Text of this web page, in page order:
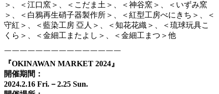
＞、＜江口窯＞、＜こだま土＞、＜神谷窯＞、＜いずみ窯
＞、＜白鴉再生硝子器製作所＞、＜紅型工房べにきち＞、＜
守紅＞、＜藍染工房 亞人＞、＜知花花織＞、＜琉球玩具こ
くら＞、＜金細工またよし＞、＜金細工まつ＞他
￣￣￣￣￣￣￣￣￣￣￣￣￣￣￣
『OKINAWAN MARKET 2024』
開催期間：
2024.2.16 Fri.－2.25 Sun.